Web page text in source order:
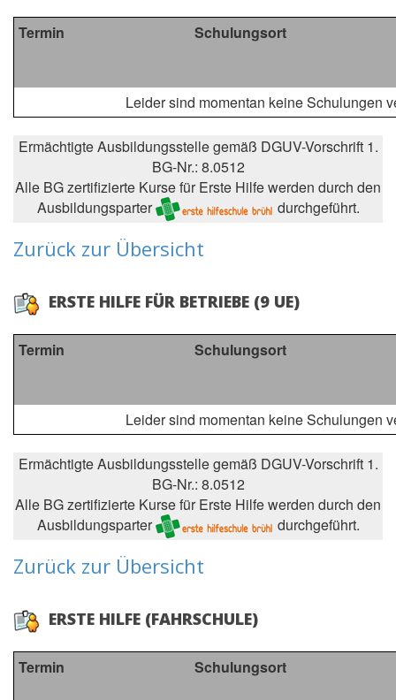
Termin Schulungsort
Leider sind momentan keine Schulungen
Ermächtigte Ausbildungsstelle gemäß DGUV-Vorschrift 1.
BG-Nr.: 8.0512
Alle BG zertifizierte Kurse für Erste Hilfe werden durch den
Ausbildungsparter
durchgeführt.
Zurück zur Übersicht
ERSTE HILFE FÜR BETRIEBE (9 UE)
Termin Schulungsort
Leider sind momentan keine Schulungen
Ermächtigte Ausbildungsstelle gemäß DGUV-Vorschrift 1.
BG-Nr.: 8.0512
Alle BG zertifizierte Kurse für Erste Hilfe werden durch den
Ausbildungsparter
durchgeführt.
Zurück zur Übersicht
ERSTE HILFE (FAHRSCHULE)
Termin Schulungsort